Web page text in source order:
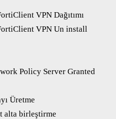
VPN Dağıtımı
VPN Un install
Policy Server Granted
Üretme
alta birleştirme